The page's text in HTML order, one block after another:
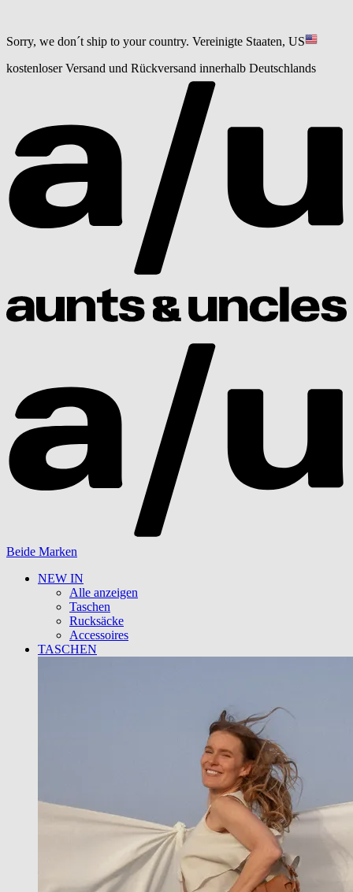
Sorry, we don´t ship to your country. Vereinigte Staaten, US
kostenloser Versand und Rückversand innerhalb Deutschlands
Beide Marken
NEW IN
Alle anzeigen
Taschen
Rucksäcke
Accessoires
TASCHEN